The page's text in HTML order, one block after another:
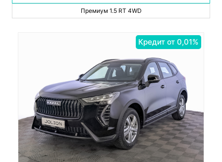
Премиум 1.5 RT 4WD
Кредит от 0,01%